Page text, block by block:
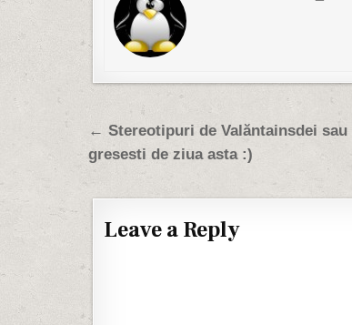
Post navigation
← Stereotipuri de Valăntainsdei sau
gresesti de ziua asta :)
Leave a Reply